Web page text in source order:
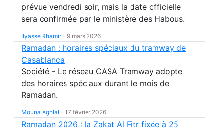
prévue vendredi soir, mais la date officielle
sera confirmée par le ministère des Habous.
Ilyasse Rhamir- 9 mars 2026
Ramadan : horaires spéciaux du tramway de
Casablanca
Société - Le réseau CASA Tramway adopte
des horaires spéciaux durant le mois de
Ramadan.
Mouna Aghlal - 17 février 2026
Ramadan 2026 : la Zakat Al Fitr fixée à 25